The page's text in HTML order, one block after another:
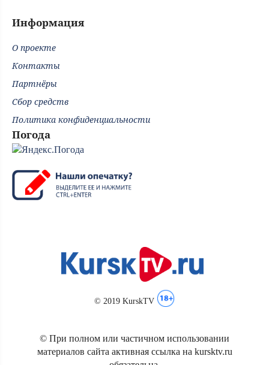
Информация
О проекте
Контакты
Партнёры
Сбор средств
Политика конфиденциальности
Погода
© 2019 KurskTV
© При полном или частичном использовании
материалов сайта активная ссылка на kursktv.ru